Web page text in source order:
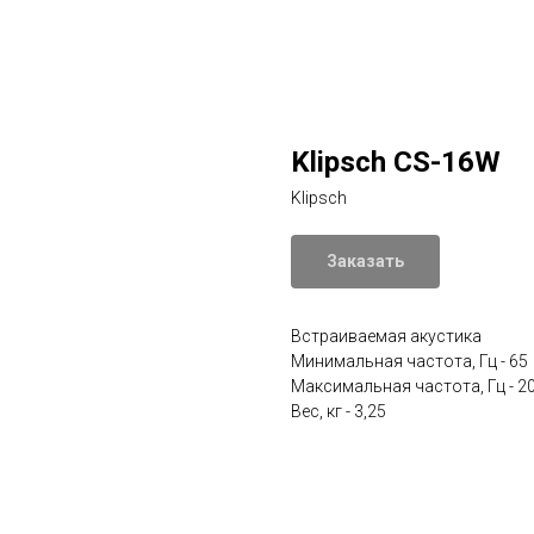
Klipsch CS-16W
Klipsch
Заказать
Встраиваемая акустика
Минимальная частота, Гц - 65
Максимальная частота, Гц -
Вес, кг - 3,25